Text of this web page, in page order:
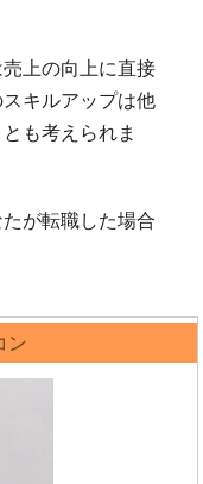
上の向上に直接
キルアップは他
も考えられま
が転職した場合
ン